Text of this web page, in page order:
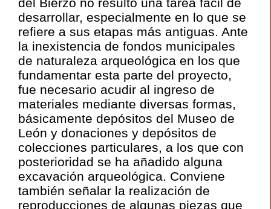
del Bierzo no resultó una tarea fácil de
desarrollar, especialmente en lo que se
refiere a sus etapas más antiguas. Ante
la inexistencia de fondos municipales
de naturaleza arqueológica en los que
fundamentar esta parte del proyecto,
fue necesario acudir al ingreso de
materiales mediante diversas formas,
básicamente depósitos del Museo de
León y donaciones y depósitos de
colecciones particulares, a los que con
posterioridad se ha añadido alguna
excavación arqueológica. Conviene
también señalar la realización de
reproducciones de algunas piezas que